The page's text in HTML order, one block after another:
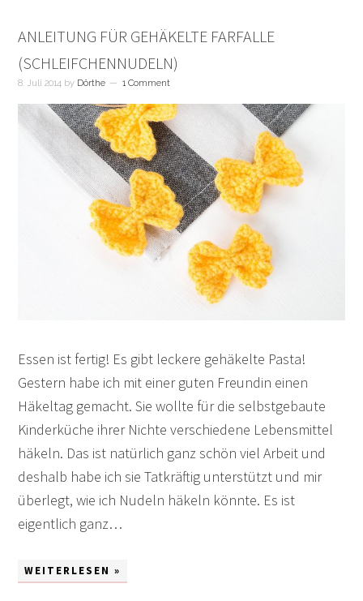
ANLEITUNG FÜR GEHÄKELTE FARFALLE
(SCHLEIFCHENNUDELN)
8. Juli 2014 by Dörthe 1 Comment
Essen ist fertig! Es gibt leckere gehäkelte Pasta!
Gestern habe ich mit einer guten Freundin einen
Häkeltag gemacht. Sie wollte für die selbstgebaute
Kinderküche ihrer Nichte verschiedene Lebensmittel
häkeln. Das ist natürlich ganz schön viel Arbeit und
deshalb habe ich sie Tatkräftig unterstützt und mir
überlegt, wie ich Nudeln häkeln könnte. Es ist
eigentlich ganz…
WEITERLESEN »